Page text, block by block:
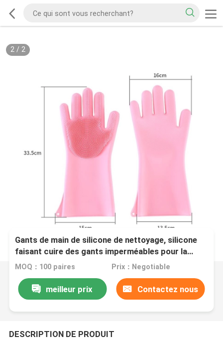
2/ 2
Gants de main de silicone de nettoyage, silicone
faisant cuire des gants imperméables pour la
blanchisserie
MOQ：100 paires Prix：Negotiable
meilleur prix Contactez nous
DESCRIPTION DE PRODUIT